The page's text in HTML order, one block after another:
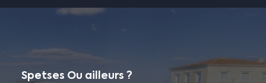
Spetses Ou ailleurs ?